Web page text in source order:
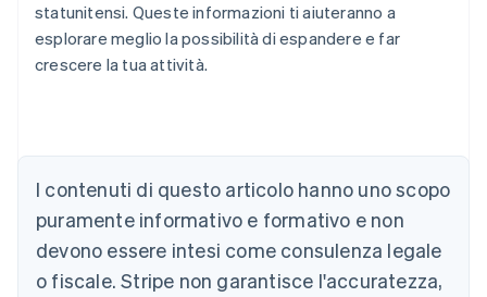
statunitensi. Queste informazioni ti aiuteranno a
esplorare meglio la possibilità di espandere e far
crescere la tua attività.
I contenuti di questo articolo hanno uno scopo
puramente informativo e formativo e non
devono essere intesi come consulenza legale
o fiscale. Stripe non garantisce l'accuratezza,
Australia
Austria
DeutschEnglish
Belgio